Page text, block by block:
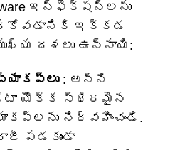
ఇన్ఫెక్షన్‌లను
ఇక్కడ
దశలు ఉన్నాయి:
: అన్ని
యొక్క స్థిరమైన
నిర్వహించండి.
పడకుండా